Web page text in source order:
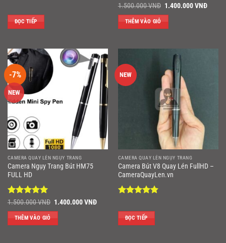
hạng55
saoĐỌC TIẾP
Được xếp
hạng55
sao
1.500.000VNĐ Giá
1.400.000VNĐGiá
THÊM VÀO GIỎ
-7%
NEW
CAMERA QUAY LÉN NGỤY TRANG
Camera Ngụy Trang Bút HM75
FULL HD
Được xếp
hạng55
sao
1.500.000VNĐ Giá
1.400.000VNĐGiá
1.400.000 VNĐ.
THÊM VÀO GIỎ
NEW
CAMERA QUAY LÉN NGỤY TRANG
Camera Bút V8 Quay Lén FullHD –
CameraQuayLen.vn
hạng4.86
5 sao
ĐỌC TIẾP